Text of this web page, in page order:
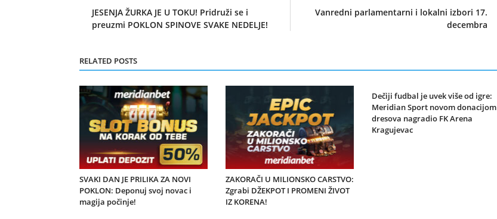
JESENJA ŽURKA JE U TOKU! Pridruži se i
preuzmi POKLON SPINOVE SVAKE NEDELJE!
Vanredni parlamentarni i lokalni izbori 17.
decembra
RELATED POSTS
SVAKI DAN JE PRILIKA ZA NOVI
POKLON: Deponuj svoj novac i
magija počinje!
ZAKORAČI U MILIONSKO CARSTVO:
Zgrabi DŽEKPOT I PROMENI ŽIVOT
IZ KORENA!
Dečiji fudbal je uvek više od igre:
Meridian Sport novom donacijom
dresova nagradio FK Arena
Kragujevac